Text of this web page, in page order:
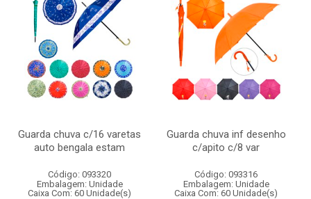
Guarda chuva c/16 varetas
auto bengala estam
Código: 093320
Embalagem: Unidade
Caixa Com: 60 Unidade(s)
Guarda chuva inf desenho
c/apito c/8 var
Código: 093316
Embalagem: Unidade
Caixa Com: 60 Unidade(s)